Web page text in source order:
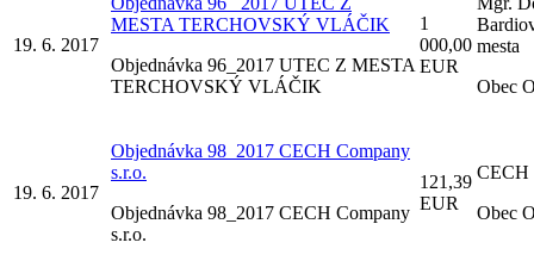
19. 6. 2017
MESTA TERCHOVSKÝ VLÁČIK
Objednávka 96_2017 UTEC Z MESTA
TERCHOVSKÝ VLÁČIK
1
000,00
EUR
mesta
Obec
19. 6. 2017
Objednávka 98_2017 CECH Company
s.r.o.
Objednávka 98_2017 CECH Company
s.r.o.
121,39
EUR
CECH
Obec